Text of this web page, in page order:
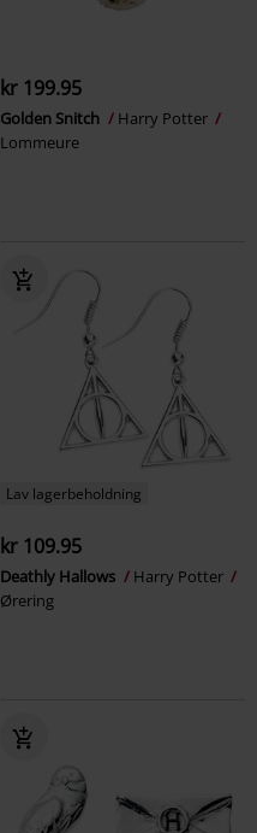
kr 199.95
Golden Snitch
Harry Potter
Lommeure
Lav lagerbeholdning
kr 109.95
Deathly Hallows
Harry Potter
Ørering